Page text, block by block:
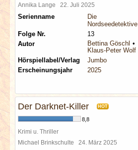
REDAKTION
LINKS
ARCHIV
Annika Lange 22. Juli 2025
Serienname
Die
Nordseedetektive
Folge Nr.
13
Autor
Bettina Göschl
Klaus-Peter Wolf
Hörspiellabel/Verlag
Jumbo
Erscheinungsjahr
2025
Der Darknet-Killer HOT
8,8
Krimi u. Thriller
Michael Brinkschulte 24. März 2025